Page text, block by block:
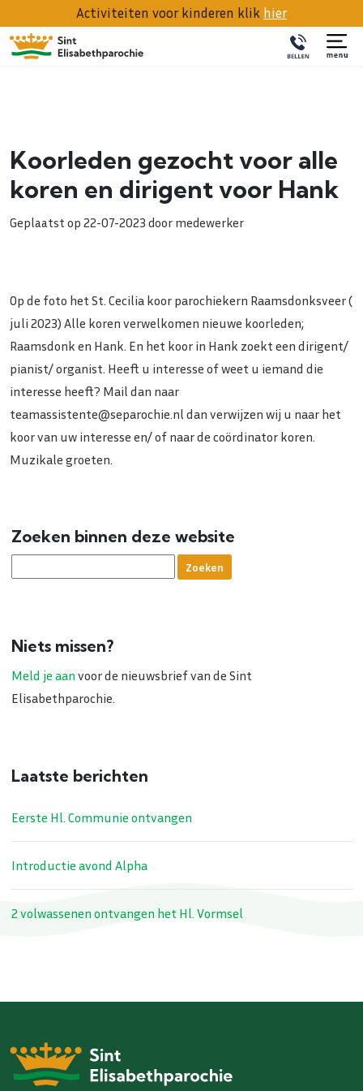
Activiteiten voor kinderen klik hier
Koorleden gezocht voor alle
koren en dirigent voor Hank
Geplaatst op 22-07-2023 door medewerker
Op de foto het St. Cecilia koor parochiekern Raamsdonksveer (
juli 2023) Alle koren verwelkomen nieuwe koorleden;
Raamsdonk en Hank. En het koor in Hank zoekt een dirigent/
pianist/ organist. Heeft u interesse of weet u iemand die
interesse heeft? Mail dan naar
teamassistente@separochie.nl dan verwijzen wij u naar het
koor van uw interesse en/ of naar de coördinator koren.
Muzikale groeten.
Zoeken binnen deze website
Niets missen?
Meld je aan voor de nieuwsbrief van de Sint
Elisabethparochie.
Laatste berichten
Eerste Hl. Communie ontvangen
Introductie avond Alpha
2 volwassenen ontvangen het Hl. Vormsel